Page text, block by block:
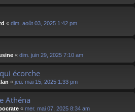
« dim. août 03, 2025 1:42 pm
« dim. juin 29, 2025 7:10 am
écorche
« jeu. mai 15, 2025 1:33 pm
Athéna
« mer. mai 07, 2025 8:34 am